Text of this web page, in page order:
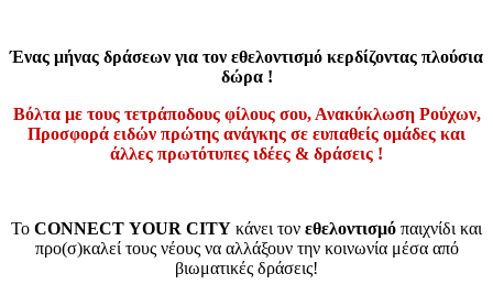
Ένας μήνας δράσεων για τον εθελοντισμό κερδίζοντας πλούσια
δώρα !
Βόλτα με τους τετράποδους φίλους σου, Ανακύκλωση Ρούχων,
Προσφορά ειδών πρώτης ανάγκης σε ευπαθείς ομάδες και
άλλες πρωτότυπες ιδέες & δράσεις !
Το CONNECT YOUR CITY κάνει τον εθελοντισμό παιχνίδι και
προ(σ)καλεί τους νέους να αλλάξουν την κοινωνία μέσα από
βιωματικές δράσεις!